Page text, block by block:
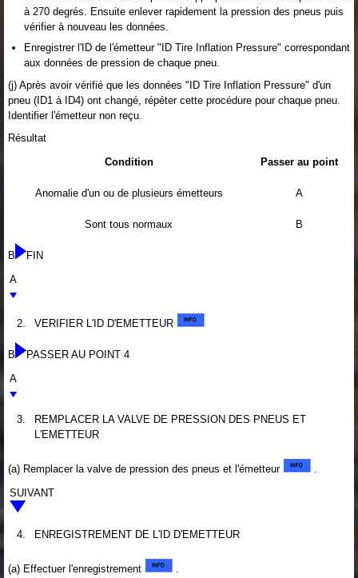
à 270 degrés. Ensuite enlever rapidement la pression des pneus puis
vérifier à nouveau les données.
Enregistrer l'ID de l'émetteur "ID Tire Inflation Pressure" correspondant
aux données de pression de chaque pneu.
(j) Après avoir vérifié que les données "ID Tire Inflation Pressure" d'un
pneu (ID1 à ID4) ont changé, répéter cette procédure pour chaque pneu.
Identifier l'émetteur non reçu.
Résultat
Condition
Passer au point
Anomalie d'un ou de plusieurs émetteurs A
Sont tous normaux B
B
FIN
A
2. VERIFIER L'ID D'EMETTEUR
B
PASSER AU POINT 4
A
3.
REMPLACER LA VALVE DE PRESSION DES PNEUS ET
L'EMETTEUR
(a) Remplacer la valve de pression des pneus et l'émetteur
SUIVANT
4. ENREGISTREMENT DE L'ID D'EMETTEUR
(a) Effectuer l'enregistrement